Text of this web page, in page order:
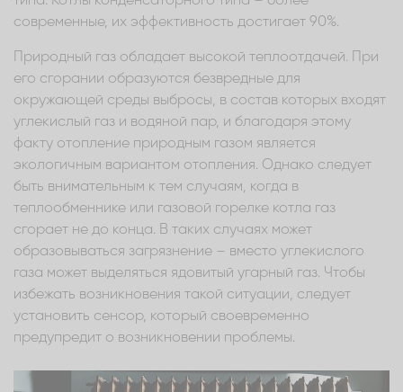
современные, их эффективность достигает 90%.
Природный газ обладает высокой теплоотдачей. При
его сгорании образуются безвредные для
окружающей среды выбросы, в состав которых входят
углекислый газ и водяной пар, и благодаря этому
факту отопление природным газом является
экологичным вариантом отопления. Однако следует
быть внимательным к тем случаям, когда в
теплообменнике или газовой горелке котла газ
сгорает не до конца. В таких случаях может
образовываться загрязнение – вместо углекислого
газа может выделяться ядовитый угарный газ. Чтобы
избежать возникновения такой ситуации, следует
установить сенсор, который своевременно
предупредит о возникновении проблемы.